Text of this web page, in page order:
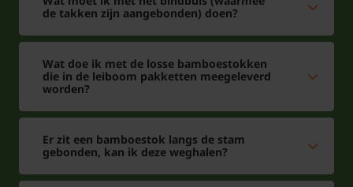
de takken zijn aangebonden) doen?
Wat doe ik met de losse bamboestokken
die in de leiboom pakketten meegeleverd
worden?
Er zit een bamboestok langs de stam
gebonden, kan ik deze weghalen?